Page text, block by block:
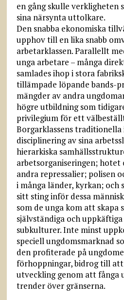
en gång skulle verkligheten
sina närsynta uttolkare.
Den snabba ekonomiska
upphov till en lika snabb
arbetarklassen. Parallellt
unga arbetare – många
samlades ihop i stora
tillämpade löpande bands-
mängder av andra
högre utbildning som
privilegium för ett
Borgarklassens
disciplinering av sina
hierarkiska
arbetsorganiseringen; hotet
andra repressalier; polisen
i många länder, kyrkan; och
sitt sting inför dessa
som de unga kom att skapa
självständiga och
subkulturer. Inte minst
speciell ungdomsmarknad
den profiterade på
förhoppningar, bidrog till
utveckling genom att fånga
trender över gränserna.